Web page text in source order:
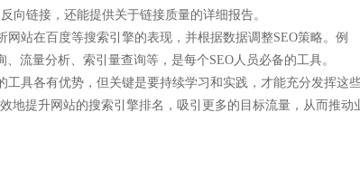
向链接，还能提供关于链接质量的详细报告。
站在百度等搜索引擎的表现，并根据数据调整SEO策略。例
流量分析、索引量查询等，是每个SEO人员必备的工具。
具各有优势，但关键是要持续学习和实践，才能充分发挥这
地提升网站的搜索引擎排名，吸引更多的目标流量，从而推动